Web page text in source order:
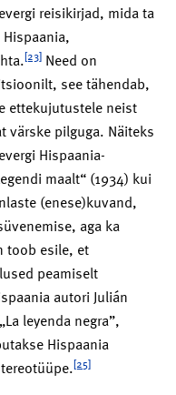
reisikirjad, mida ta
[23] Need on
see tähendab,
ettekujutustele neist
värske pilguga. Näiteks
Hispaania-
maalt“ (1934) kui
(enese)kuvand,
aga ka
toob esile, et
peamiselt
autori Julián
leyenda negra”,
Hispaania
[25]